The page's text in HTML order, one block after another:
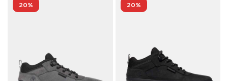
20 20